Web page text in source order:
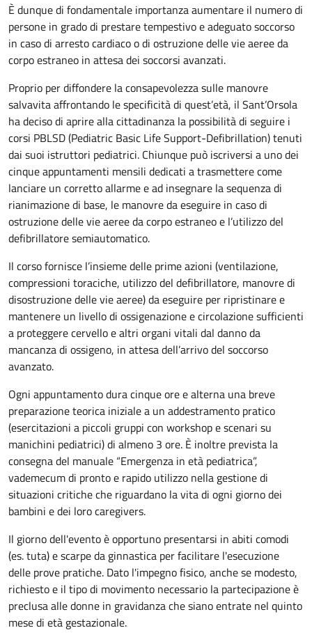
È dunque di fondamentale importanza aumentare il numero di
persone in grado di prestare tempestivo e adeguato soccorso
in caso di arresto cardiaco o di ostruzione delle vie aeree da
corpo estraneo in attesa dei soccorsi avanzati.
Proprio per diffondere la consapevolezza sulle manovre
salvavita affrontando le specificità di quest’età, il Sant’Orsola
ha deciso di aprire alla cittadinanza la possibilità di seguire i
corsi PBLSD (Pediatric Basic Life Support-Defibrillation) tenuti
dai suoi istruttori pediatrici. Chiunque può iscriversi a uno dei
cinque appuntamenti mensili dedicati a trasmettere come
lanciare un corretto allarme e ad insegnare la sequenza di
rianimazione di base, le manovre da eseguire in caso di
ostruzione delle vie aeree da corpo estraneo e l’utilizzo del
defibrillatore semiautomatico.
Il corso fornisce l’insieme delle prime azioni (ventilazione,
compressioni toraciche, utilizzo del defibrillatore, manovre di
disostruzione delle vie aeree) da eseguire per ripristinare e
mantenere un livello di ossigenazione e circolazione sufficienti
a proteggere cervello e altri organi vitali dal danno da
mancanza di ossigeno, in attesa dell’arrivo del soccorso
avanzato.
Ogni appuntamento dura cinque ore e alterna una breve
preparazione teorica iniziale a un addestramento pratico
(esercitazioni a piccoli gruppi con workshop e scenari su
manichini pediatrici) di almeno 3 ore. È inoltre prevista la
consegna del manuale “Emergenza in età pediatrica”,
vademecum di pronto e rapido utilizzo nella gestione di
situazioni critiche che riguardano la vita di ogni giorno dei
bambini e dei loro caregivers.
Il giorno dell'evento è opportuno presentarsi in abiti comodi
(es. tuta) e scarpe da ginnastica per facilitare l'esecuzione
delle prove pratiche. Dato l'impegno fisico, anche se modesto,
richiesto e il tipo di movimento necessario la partecipazione è
preclusa alle donne in gravidanza che siano entrate nel quinto
mese di età gestazionale.